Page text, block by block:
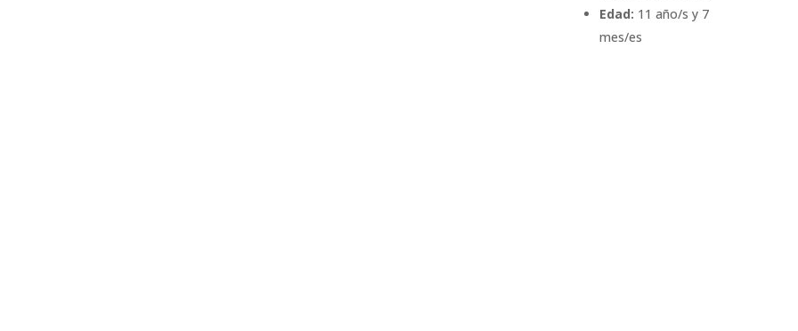
Edad: 11 año/s y 7
mes/es